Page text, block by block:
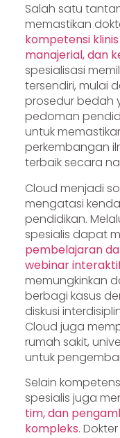
Salah satu
memastikan
kompetensi
manajerial, dan
spesialisasi
tersendiri, mulai
prosedur bedah
pedoman
untuk
perkembangan
terbaik secara
Cloud menjadi
mengatasi
pendidikan.
spesialis dapat
pembelajaran
webinar
memungkinkan
berbagi kasus
diskusi
Cloud juga
rumah sakit,
untuk
Selain
spesialis juga
tim, dan
kompleks.